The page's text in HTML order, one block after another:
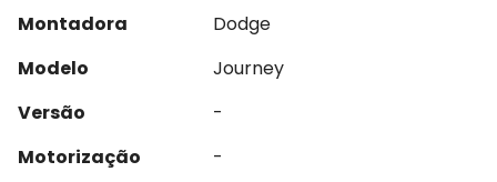
Montadora
Dodge
Modelo
Journey
Versão
-
Motorização
-